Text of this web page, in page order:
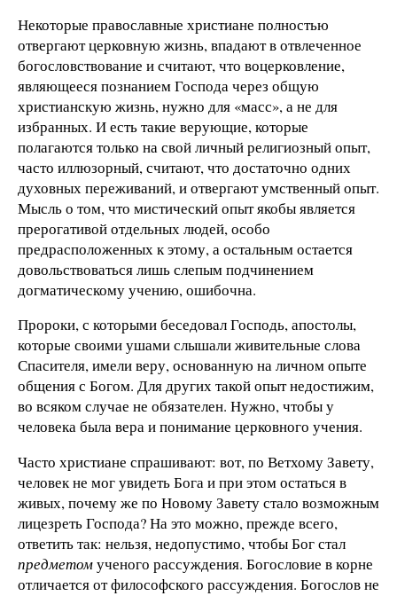
Некоторые православные христиане полностью
отвергают церковную жизнь, впадают в отвлеченное
богословствование и считают, что воцерковление,
являющееся познанием Господа через общую
христианскую жизнь, нужно для «масс», а не для
избранных. И есть такие верующие, которые
полагаются только на свой личный религиозный опыт,
часто иллюзорный, считают, что достаточно одних
духовных переживаний, и отвергают умственный опыт.
Мысль о том, что мистический опыт якобы является
прерогативой отдельных людей, особо
предрасположенных к этому, а остальным остается
довольствоваться лишь слепым подчинением
догматическому учению, ошибочна.
Пророки, с которыми беседовал Господь, апостолы,
которые своими ушами слышали живительные слова
Спасителя, имели веру, основанную на личном опыте
общения с Богом. Для других такой опыт недостижим,
во всяком случае не обязателен. Нужно, чтобы у
человека была вера и понимание церковного учения.
Часто христиане спрашивают: вот, по Ветхому Завету,
человек не мог увидеть Бога и при этом остаться в
живых, почему же по Новому Завету стало возможным
лицезреть Господа? На это можно, прежде всего,
ответить так: нельзя, недопустимо, чтобы Бог стал
предметомученого рассуждения. Богословие в корне
отличается от философского рассуждения. Богослов не